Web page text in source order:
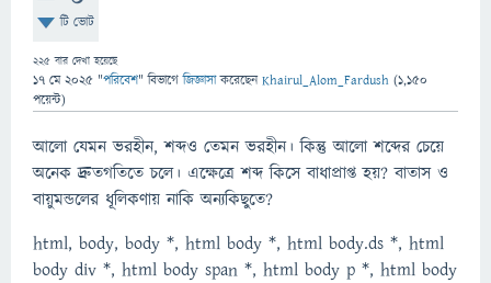
টি ভোট
225 বার দেখা হয়েছে
17 মে 2025 "পরিবেশ" বিভাগে জিজ্ঞাসাকরেছেনKhairul_Alom_Fardush (1,150
পয়েন্ট)
আলো যেমন ভরহীন, শব্দও তেমন ভরহীন। কিন্তু আলো শব্দের চেয়ে
অনেক দ্রুতগতিতে চলে। এক্ষেত্রে শব্দ কিসে বাধাপ্রাপ্ত হয়? বাতাস ও
বায়ুমন্ডলের ধূলিকণায় নাকি অন্যকিছুতে?
html, body, body *, html body *, html body.ds *, html
body div *, html body span *, html body p *, html body